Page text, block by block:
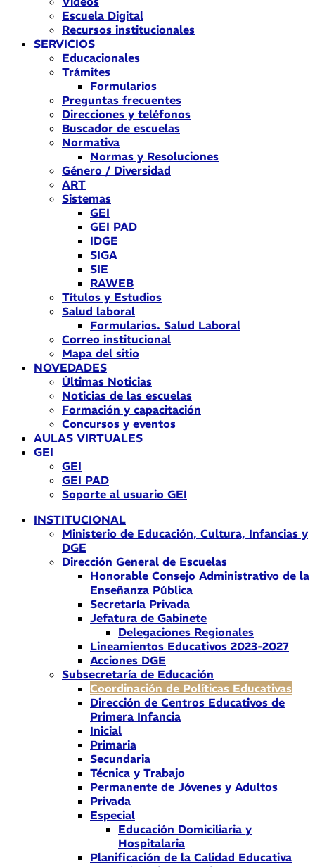
Escuela Digital
Recursos institucionales
SERVICIOS
Educacionales
Trámites
Formularios
Preguntas frecuentes
Direcciones y teléfonos
Buscador de escuelas
Normativa
Normas y Resoluciones
Género / Diversidad
ART
Sistemas
GEI
GEI PAD
IDGE
SIGA
SIE
RAWEB
Títulos y Estudios
Salud laboral
Formularios. Salud Laboral
Correo institucional
Mapa del sitio
NOVEDADES
Últimas Noticias
Noticias de las escuelas
Formación y capacitación
Concursos y eventos
AULAS VIRTUALES
GEI
GEI
GEI PAD
Soporte al usuario GEI
INSTITUCIONAL
Ministerio de Educación, Cultura, Infancias y
DGE
Dirección General de Escuelas
Honorable Consejo Administrativo de la
Enseñanza Pública
Secretaría Privada
Jefatura de Gabinete
Delegaciones Regionales
Lineamientos Educativos 2023-2027
Acciones DGE
Subsecretaría de Educación
Coordinación de Políticas Educativas
Dirección de Centros Educativos de
Primera Infancia
Inicial
Primaria
Secundaria
Técnica y Trabajo
Permanente de Jóvenes y Adultos
Privada
Especial
Educación Domiciliaria y
Hospitalaria
Planificación de la Calidad Educativa